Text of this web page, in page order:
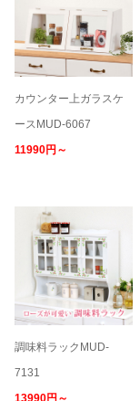
カウンター上ガラスケ
ースMUD-6067
11990円～
調味料ラックMUD-
7131
13990円～